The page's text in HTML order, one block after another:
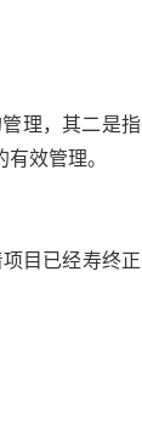
理，其二是指
效管理。
目已经寿终正